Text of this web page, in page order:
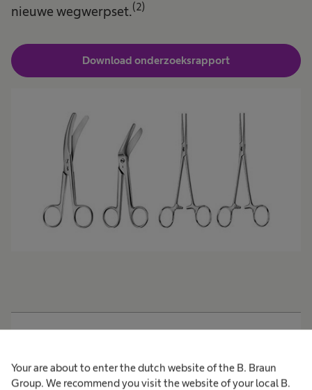
Your are about to enter the dutch website of the B. Braun
Group. We recommend you visit the website of your local B.
nieuwe wegwerpset.(2)
Download onderzoeksrapport
expand_more